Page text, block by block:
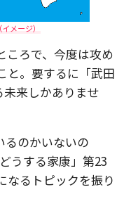
メージ）
ころで、今度は攻め
と。要するに「武田
来しかありませ
るのかいないの
うする家康」第23
なるトピックを振り